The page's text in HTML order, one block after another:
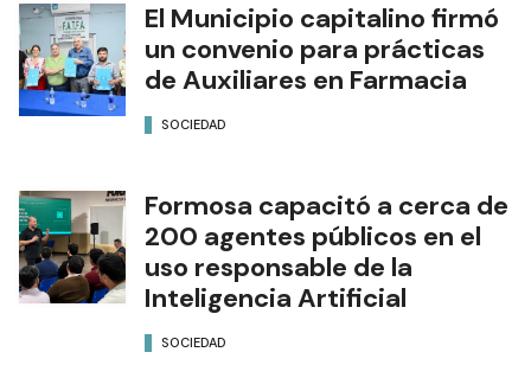
El Municipio capitalino firmó
un convenio para prácticas
de Auxiliares en Farmacia
SOCIEDAD
Formosa capacitó a cerca de
200 agentes públicos en el
uso responsable de la
Inteligencia Artificial
SOCIEDAD